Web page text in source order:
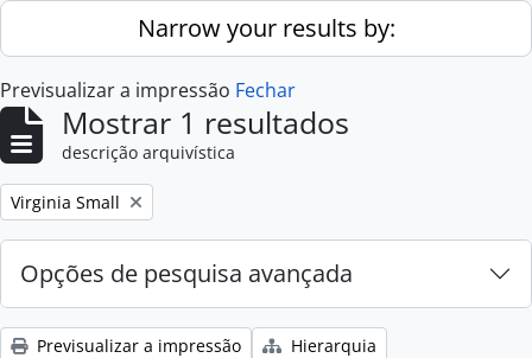
Skip to main contentNarrow your results by:
Previsualizar a impressão Fechar
Mostrar 1 resultados
descrição arquivística
Remove filter:
Virginia Small
Opções de pesquisa avançada
Previsualizar a impressão
Hierarquia